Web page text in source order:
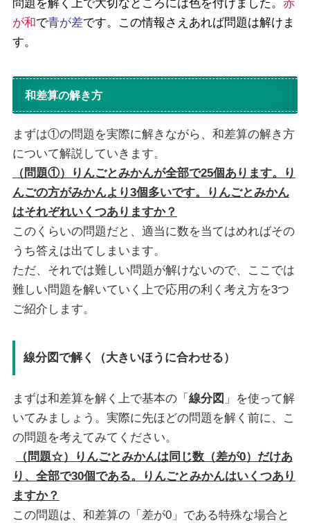
問題を解く上で大切なところには色を付けました。 赤
が和で青が差です。この情報さえあれば問題は解けま
す。
和差算の解き方
まずは①の問題を実際に解きながら、和差算の解き方
について解説していきます。
（問題①）りんごとみかんが全部で25個あります。り
んごの方がみかんより3個多いです。りんごとみかん
はそれぞれいくつありますか？
このくらいの問題だと、適当に数を当てはめればその
うち答えは出てしまいます。
ただ、それでは難しい問題が解けないので、ここでは
難しい問題を解いていく上で応用の利く考え方を3つ
ご紹介します。
線分図で解く（大きいほうに合わせる）
まずは和差算を解く上で基本の「 線分図 」を使って解
いてみましょう。実際に先ほどの問題を解く前に、こ
の問題を考えてみてください。
（問題☆）りんごとみかんは同じ数（差が0）だけあ
り、全部で30個である。りんごとみかんはいくつあり
ますか？
この問題は、和差算の「差が0」である特殊な場合と